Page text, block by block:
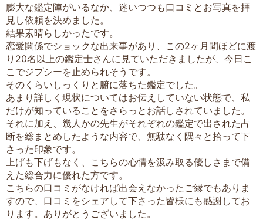
膨大な鑑定陣がいるなか、迷いつつも口コミとお写真を拝
見し依頼を決めました。
結果素晴らしかったです。
恋愛関係でショックな出来事があり、この2ヶ月間ほどに渡
り20名以上の鑑定士さんに見ていただきましたが、今日こ
こでジプシーを止められそうです。
そのくらいしっくりと腑に落ちた鑑定でした。
あまり詳しく現状についてはお伝えしていない状態で、私
だけが知っていることをさらっとお話しされていました。
それに加え、幾人かの先生がそれぞれの鑑定で出された占
断を総まとめしたような内容で、無駄なく隅々と拾って下
さった印象です。
上げも下げもなく、こちらの心情を汲み取る優しさまで備
えた総合力に優れた方です。
こちらの口コミがなければ出会えなかったご縁でもありま
すので、口コミをシェアして下さった皆様にも感謝してお
ります。ありがとうございました。